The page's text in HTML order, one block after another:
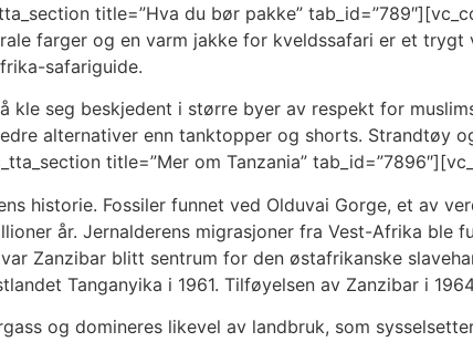
title=”Hva du bør pakke”
farger og en varm jakke for kveldssafari er et trygt
safariguide.
kle seg beskjedent i større byer av respekt for
alternativer enn tanktopper og shorts. Strandtøy
title=”Mer om Tanzania”
historie. Fossiler funnet ved Olduvai Gorge, et av
år. Jernalderens migrasjoner fra Vest-Afrika ble
Zanzibar blitt sentrum for den østafrikanske
Tanganyika i 1961. Tilføyelsen av Zanzibar i
og domineres likevel av landbruk, som